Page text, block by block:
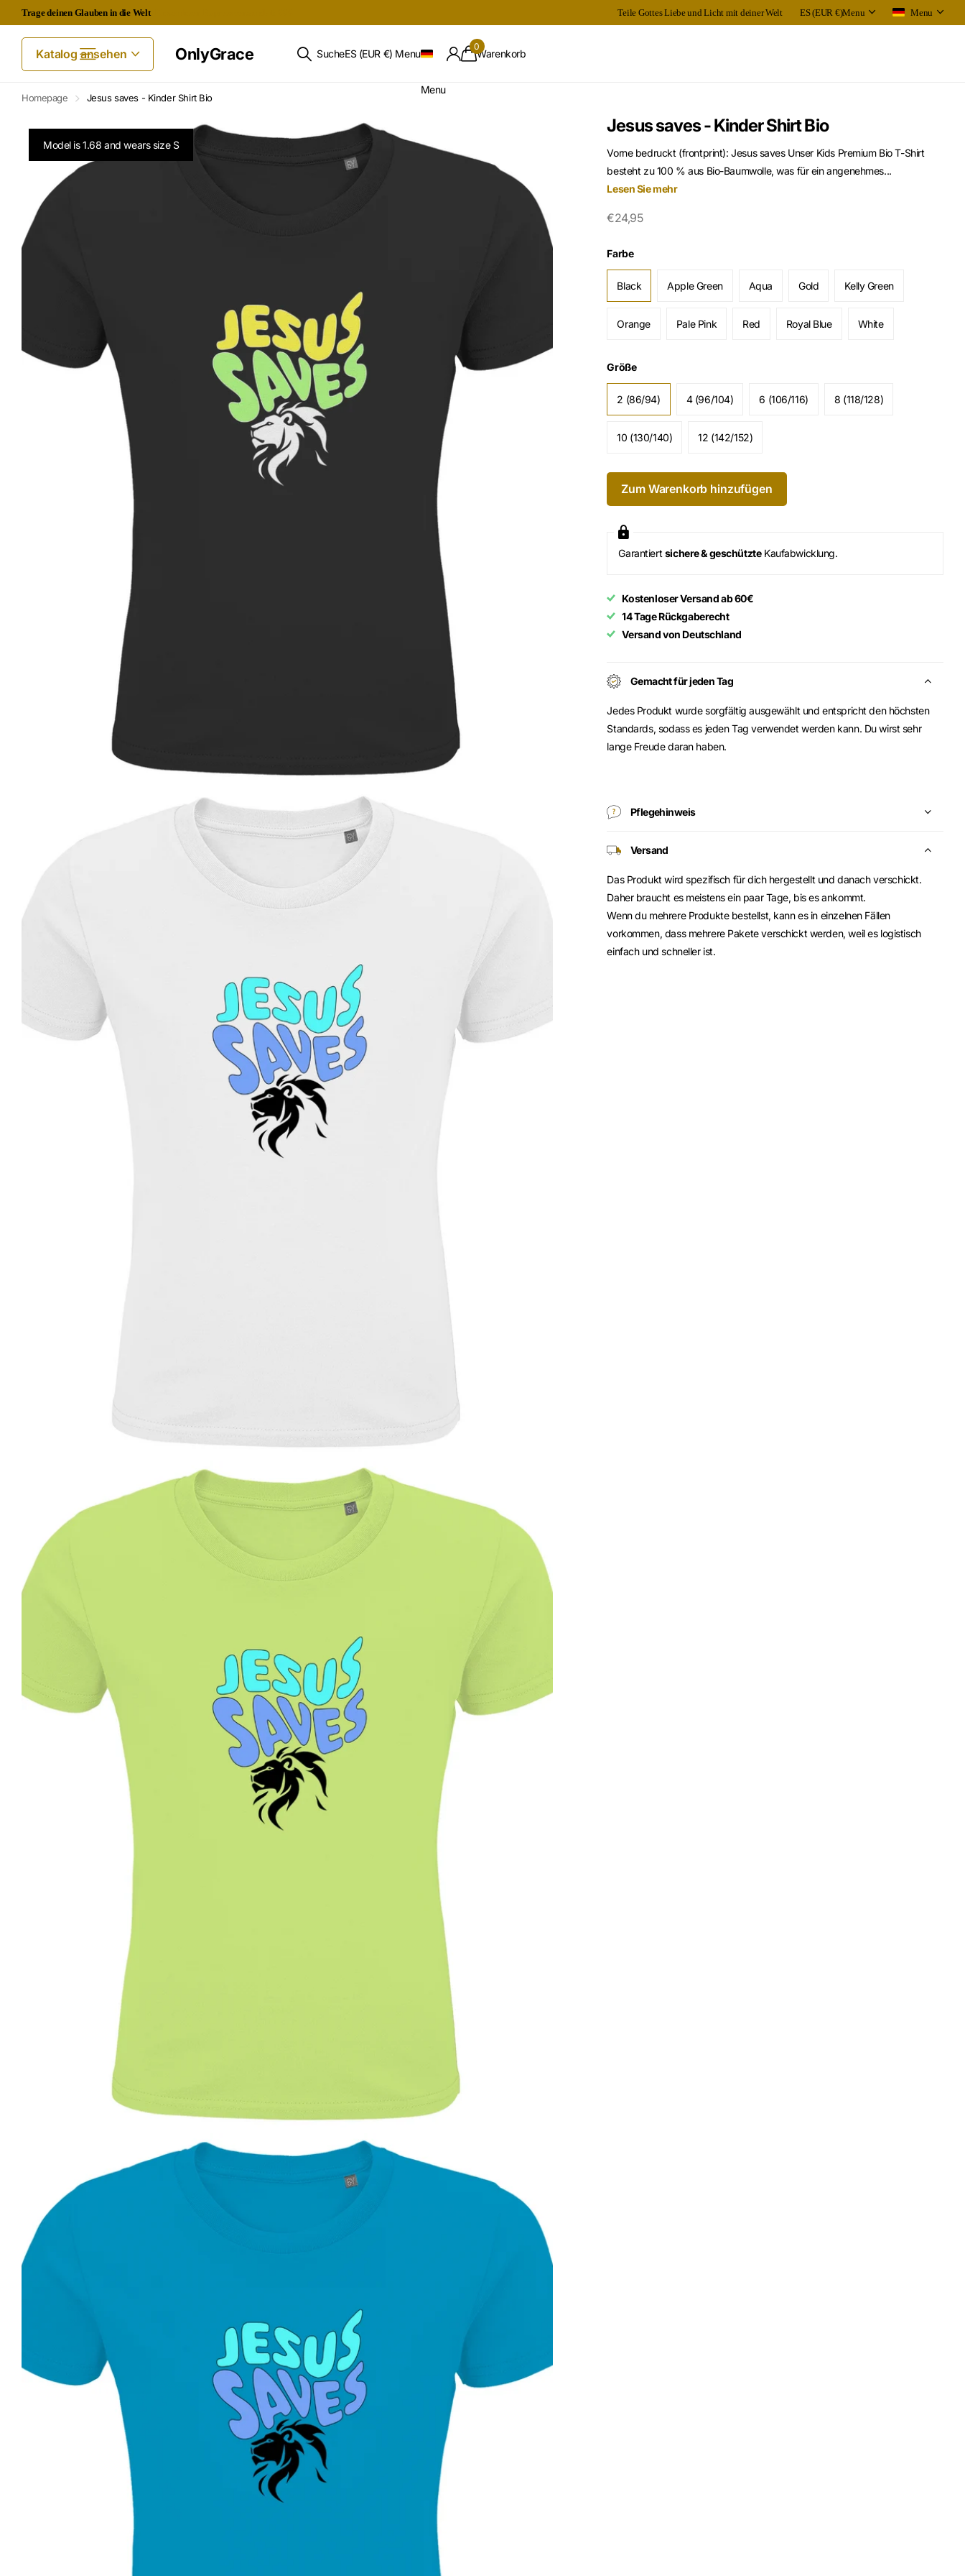
Trage deinen Glauben in die Welt Teile Gottes Liebe und Licht mit deiner Welt ES (EUR €)Menu Menu
Katalog ansehen OnlyGrace SucheES (EUR €) Menu
Menu
Warenkorb
0
Homepage Jesus saves - Kinder Shirt Bio
Model is 1.68 and wears size S
Jesus saves - Kinder Shirt Bio
Vorne bedruckt (frontprint): Jesus saves Unser Kids Premium Bio T-Shirt
besteht zu 100 % aus Bio-Baumwolle, was für ein angenehmes...
Lesen Sie mehr
€24,95
Farbe
Black Apple Green Aqua Gold Kelly Green
Orange Pale Pink Red Royal Blue White
Größe
2 (86/94) 4 (96/104) 6 (106/116) 8 (118/128)
10 (130/140) 12 (142/152)
Zum Warenkorb hinzufügen
Garantiert sichere & geschützteKaufabwicklung.
Kostenloser Versand ab 60€
14 Tage Rückgaberecht
Versand von Deutschland
Gemacht für jeden Tag
Jedes Produkt wurde sorgfältig ausgewählt und entspricht den höchsten
Standards, sodass es jeden Tag verwendet werden kann. Du wirst sehr
lange Freude daran haben.
Pflegehinweis
Versand
Das Produkt wird spezifisch für dich hergestellt und danach verschickt.
Daher braucht es meistens ein paar Tage, bis es ankommt.
Wenn du mehrere Produkte bestellst, kann es in einzelnen Fällen
vorkommen, dass mehrere Pakete verschickt werden, weil es logistisch
einfach und schneller ist.